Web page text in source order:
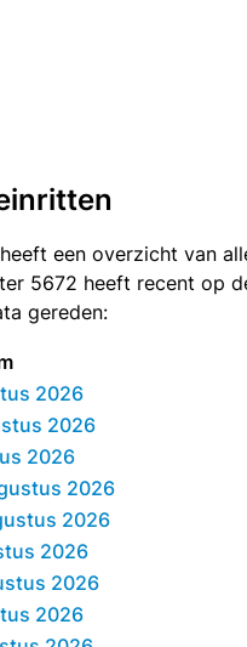
heeft een overzicht van
5672 heeft recent op
gereden:
2026
2026
2026
2026
2026
2026
2026
2026